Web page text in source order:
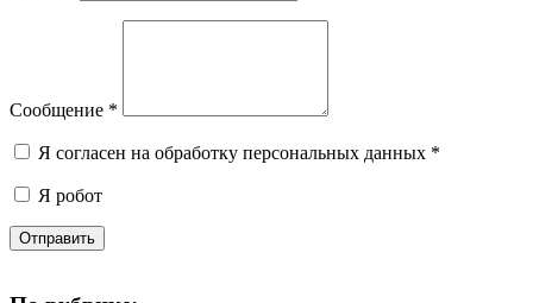
Сообщение *
Я согласен на обработку персональных данных *
Я робот
Отправить